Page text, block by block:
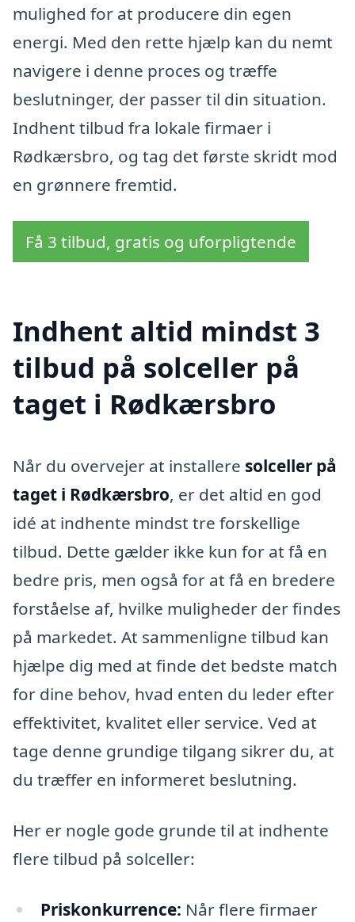
mulighed for at producere din egen
energi. Med den rette hjælp kan du nemt
navigere i denne proces og træffe
beslutninger, der passer til din situation.
Indhent tilbud fra lokale firmaer i
Rødkærsbro, og tag det første skridt mod
en grønnere fremtid.
Få 3 tilbud, gratis og uforpligtende
Indhent altid mindst 3
tilbud på solceller på
taget i Rødkærsbro
Når du overvejer at installere solceller på
taget i Rødkærsbro, er det altid en god
idé at indhente mindst tre forskellige
tilbud. Dette gælder ikke kun for at få en
bedre pris, men også for at få en bredere
forståelse af, hvilke muligheder der findes
på markedet. At sammenligne tilbud kan
hjælpe dig med at finde det bedste match
for dine behov, hvad enten du leder efter
effektivitet, kvalitet eller service. Ved at
tage denne grundige tilgang sikrer du, at
du træffer en informeret beslutning.
Her er nogle gode grunde til at indhente
flere tilbud på solceller:
Priskonkurrence: Når flere firmaer